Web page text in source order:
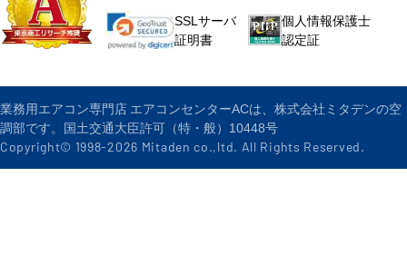
SSLサーバ
証明書
個人情報保護士
認定証
業務用エアコン専門店 エアコンセンターACは、株式会社ミタデンの空
調部です。国土交通大臣許可（特・般）10448号
Copyright© 1998-2026 Mitaden co.,ltd. All Rights Reserved.